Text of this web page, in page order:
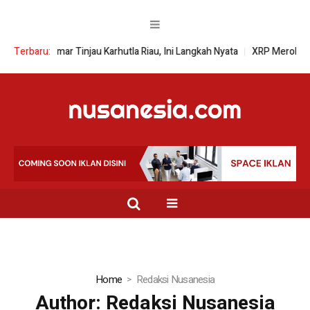
Terbaru:
Tinjau Karhutla Riau, Ini Langkah Nyata XRP Meroket! Apa
Home Redaksi Nusanesia
Author: Redaksi Nusanesia